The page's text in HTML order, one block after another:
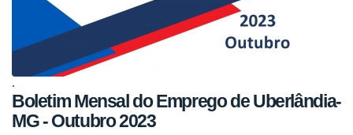
.
Boletim Mensal do Emprego de Uberlândia-
MG - Outubro 2023